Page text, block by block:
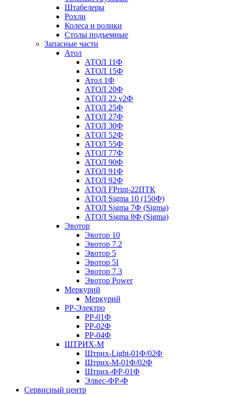
Штабелеры
Рохли
Колеса и ролики
Столы подъемные
Запасные части
Атол
АТОЛ 11Ф
АТОЛ 15Ф
Атол 1Ф
АТОЛ 20Ф
АТОЛ 22 v2Ф
АТОЛ 25Ф
АТОЛ 27Ф
АТОЛ 30Ф
АТОЛ 52Ф
АТОЛ 55Ф
АТОЛ 77Ф
АТОЛ 90Ф
АТОЛ 91Ф
АТОЛ 92Ф
АТОЛ FPrint-22ПТК
АТОЛ Sigma 10 (150Ф)
АТОЛ Sigma 7Ф (Sigma)
АТОЛ Sigma 8Ф (Sigma)
Эвотор
Эвотор 10
Эвотор 7.2
Эвотор 5
Эвотор 5I
Эвотор 7.3
Эвотор Power
Меркурий
Меркурий
РР-Электро
РР-01Ф
РР-02Ф
РР-04Ф
ШТРИХ-М
Штрих-Light-01Ф/02Ф
Штрих-М-01Ф/02Ф
Штрих-ФР-01Ф
Элвес-ФР-Ф
Сервисный центр